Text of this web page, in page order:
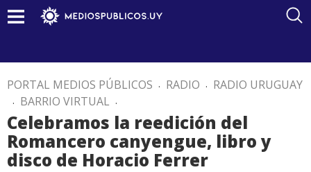
PORTAL MEDIOS PÚBLICOS . RADIO . RADIO URUGUAY
. BARRIO VIRTUAL .
Celebramos la reedición del
Romancero canyengue, libro y
disco de Horacio Ferrer